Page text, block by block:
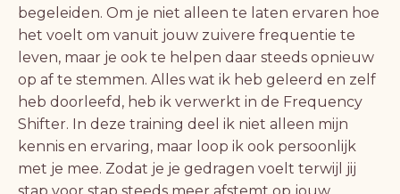
begeleiden. Om je niet alleen te laten ervaren hoe
het voelt om vanuit jouw zuivere frequentie te
leven, maar je ook te helpen daar steeds opnieuw
op af te stemmen. Alles wat ik heb geleerd en zelf
heb doorleefd, heb ik verwerkt in de Frequency
Shifter. In deze training deel ik niet alleen mijn
kennis en ervaring, maar loop ik ook persoonlijk
met je mee. Zodat je je gedragen voelt terwijl jij